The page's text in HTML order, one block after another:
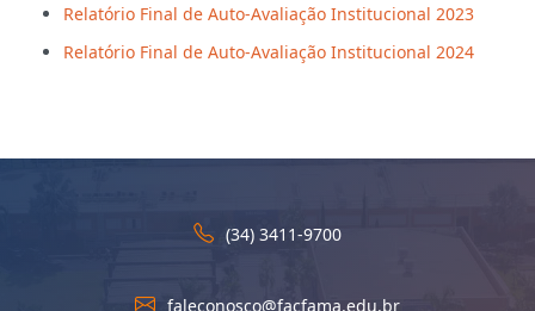
Relatório Final de Auto-Avaliação Institucional 2023
Relatório Final de Auto-Avaliação Institucional 2024
(34) 3411-9700
faleconosco@facfama.edu.br